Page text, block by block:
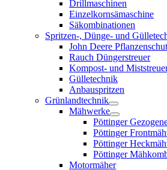
Drillmaschinen
Einzelkornsämaschine
Säkombinationen
Spritzen-, Dünge- und
John Deere
Rauch Düngerstreuer
Kompost- und
Gülletechnik
Anbauspritzen
Grünlandtechnik
Mähwerke
Pöttinger
Pöttinger
Pöttinger
Pöttinger
Motormäher